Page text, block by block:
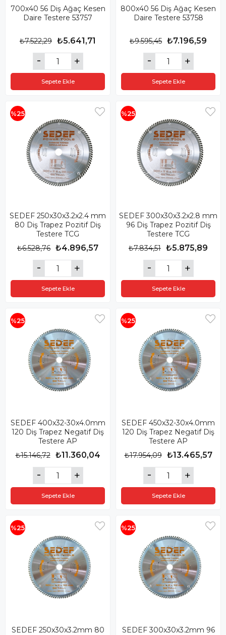
700x40 56 Diş Ağaç Kesen
Daire Testere 53757
₺5.641,71
₺7.522,29
Sepete Ekle
800x40 56 Diş Ağaç Kesen
Daire Testere 53758
₺7.196,59
₺9.595,45
Sepete Ekle
SEDEF 250x30x3.2x2.4 mm
80 Diş Trapez Pozitif Diş
Testere TCG
₺4.896,57
₺6.528,76
Sepete Ekle
%25
SEDEF 300x30x3.2x2.8 mm
96 Diş Trapez Pozitif Diş
Testere TCG
₺5.875,89
₺7.834,51
Sepete Ekle
%25
SEDEF 400x32-30x4.0mm
120 Diş Trapez Negatif Diş
Testere AP
₺11.360,04
₺15.146,72
Sepete Ekle
%25
SEDEF 450x32-30x4.0mm
120 Diş Trapez Negatif Diş
Testere AP
₺13.465,57
₺17.954,09
Sepete Ekle
%25
SEDEF 250x30x3.2mm 80
%25
SEDEF 300x30x3.2mm 96
%25